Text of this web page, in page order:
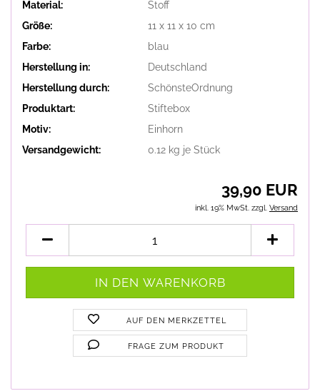
Material:
Stoff
Größe:
11 x 11 x 10 cm
Farbe:
blau
Herstellung in:
Deutschland
Herstellung durch:
SchönsteOrdnung
Produktart:
Stiftebox
Motiv:
Einhorn
Versandgewicht:
0.12kg je Stück
39,90 EUR
inkl. 19% MwSt. zzgl. Versand
AUF DEN MERKZETTEL
FRAGE ZUM PRODUKT